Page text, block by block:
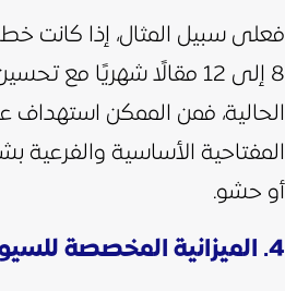
فعلى سبيل المثال، إذا كانت
8 إلى 12 مقالًا شهريًا
الحالية، فمن الممكن استهداف
المفتاحية الأساسية
أو حشو.
4. الميزانية المخصصة للسيو